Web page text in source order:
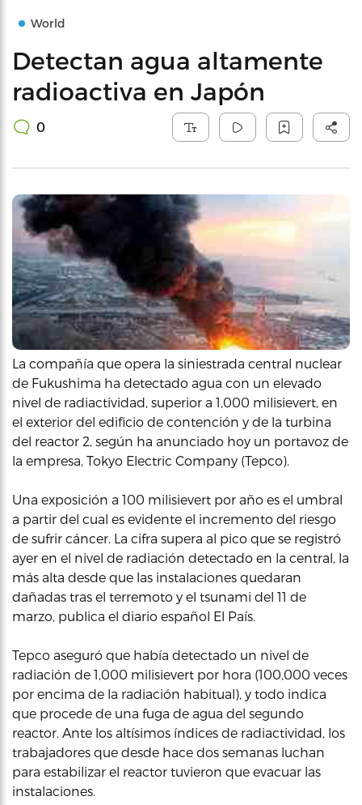
World
Detectan agua altamente
radioactiva en Japón
0
La compañía que opera la siniestrada central nuclear
de Fukushima ha detectado agua con un elevado
nivel de radiactividad, superior a 1,000 milisievert, en
el exterior del edificio de contención y de la turbina
del reactor 2, según ha anunciado hoy un portavoz de
la empresa, Tokyo Electric Company (Tepco).
Una exposición a 100 milisievert por año es el umbral
a partir del cual es evidente el incremento del riesgo
de sufrir cáncer. La cifra supera al pico que se registró
ayer en el nivel de radiación detectado en la central, la
más alta desde que las instalaciones quedaran
dañadas tras el terremoto y el tsunami del 11 de
marzo, publica el diario español El País.
Tepco aseguró que había detectado un nivel de
radiación de 1,000 milisievert por hora (100,000 veces
por encima de la radiación habitual), y todo indica
que procede de una fuga de agua del segundo
reactor. Ante los altísimos índices de radiactividad, los
trabajadores que desde hace dos semanas luchan
para estabilizar el reactor tuvieron que evacuar las
instalaciones.